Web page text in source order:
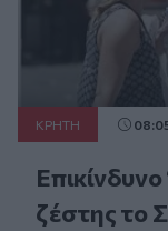
ΚΡΗΤΗ
Επικίνδυνο
ζέστης το